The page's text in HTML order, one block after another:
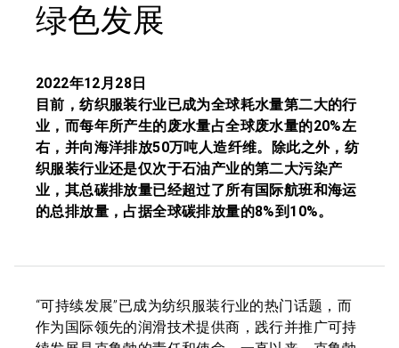
绿色发展
2022年12月28日
目前，纺织服装行业已成为全球耗水量第二大的行
业，而每年所产生的废水量占全球废水量的20%左
右，并向海洋排放50万吨人造纤维。除此之外，纺
织服装行业还是仅次于石油产业的第二大污染产
业，其总碳排放量已经超过了所有国际航班和海运
的总排放量，占据全球碳排放量的8%到10%。
“可持续发展”已成为纺织服装行业的热门话题，而
作为国际领先的润滑技术提供商，践行并推广可持